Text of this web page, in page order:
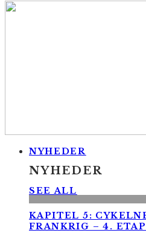
NYHEDER
NYHEDER
SEE ALL
KAPITEL 5:
FRANKRIG – 4.